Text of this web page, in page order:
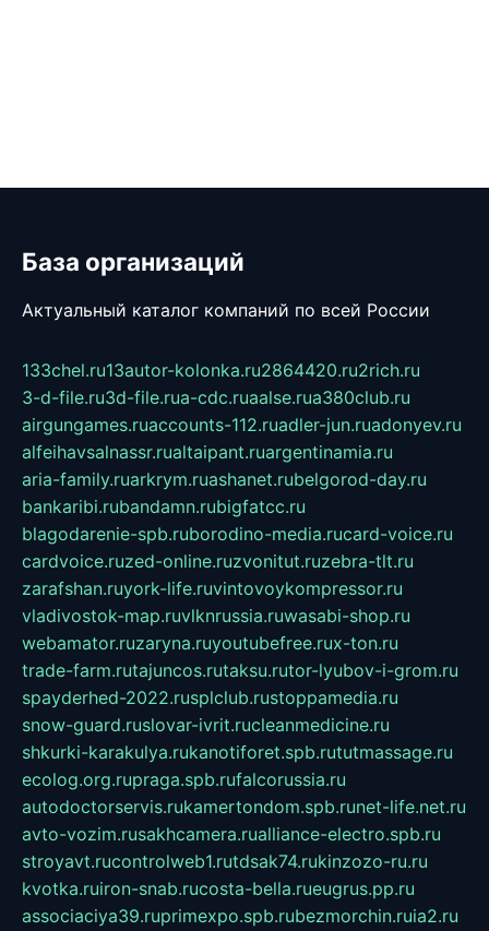
База организаций
Актуальный каталог компаний по всей России
133chel.ru13autor-kolonka.ru2864420.ru2rich.ru
3-d-file.ru3d-file.rua-cdc.ruaalse.rua380club.ru
airgungames.ruaccounts-112.ruadler-jun.ruadonyev.ru
alfeihavsalnassr.rualtaipant.ruargentinamia.ru
aria-family.ruarkrym.ruashanet.rubelgorod-day.ru
bankaribi.rubandamn.rubigfatcc.ru
blagodarenie-spb.ruborodino-media.rucard-voice.ru
cardvoice.ruzed-online.ruzvonitut.ruzebra-tlt.ru
zarafshan.ruyork-life.ruvintovoykompressor.ru
vladivostok-map.ruvlknrussia.ruwasabi-shop.ru
webamator.ruzaryna.ruyoutubefree.rux-ton.ru
trade-farm.rutajuncos.rutaksu.rutor-lyubov-i-grom.ru
spayderhed-2022.rusplclub.rustoppamedia.ru
snow-guard.ruslovar-ivrit.rucleanmedicine.ru
shkurki-karakulya.rukanotiforet.spb.rututmassage.ru
ecolog.org.rupraga.spb.rufalcorussia.ru
autodoctorservis.rukamertondom.spb.runet-life.net.ru
avto-vozim.rusakhcamera.rualliance-electro.spb.ru
stroyavt.rucontrolweb1.rutdsak74.rukinzozo-ru.ru
kvotka.ruiron-snab.rucosta-bella.rueugrus.pp.ru
associaciya39.ruprimexpo.spb.rubezmorchin.ruia2.ru